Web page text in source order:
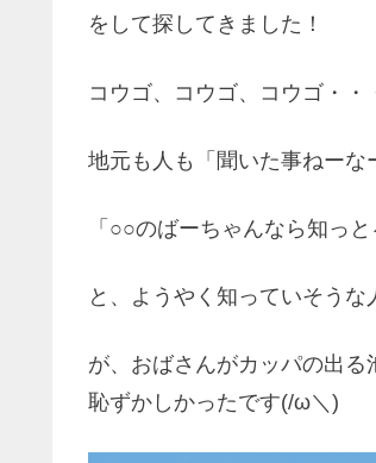
をして探してきました！
コウゴ、コウゴ、コウゴ・・
地元も人も「聞いた事ねーな
「○○のばーちゃんなら知っ
と、ようやく知っていそうな
が、おばさんがカッパの出
恥ずかしかったです(/ω＼)